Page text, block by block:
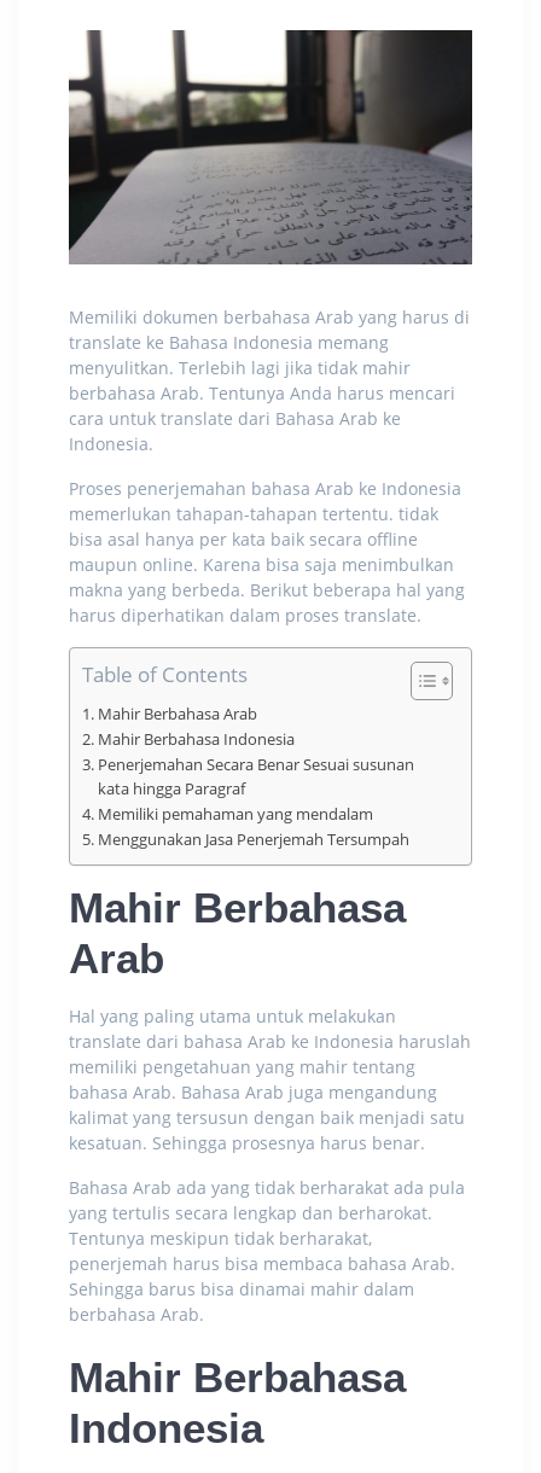
Memiliki dokumen berbahasa Arab yang harus di
translate ke Bahasa Indonesia memang
menyulitkan. Terlebih lagi jika tidak mahir
berbahasa Arab. Tentunya Anda harus mencari
cara untuk translate dari Bahasa Arab ke
Indonesia.
Proses penerjemahan bahasa Arab ke Indonesia
memerlukan tahapan-tahapan tertentu. tidak
bisa asal hanya per kata baik secara offline
maupun online. Karena bisa saja menimbulkan
makna yang berbeda. Berikut beberapa hal yang
harus diperhatikan dalam proses translate.
Table of Contents
Mahir Berbahasa Arab
Mahir Berbahasa Indonesia
Penerjemahan Secara Benar Sesuai susunan
kata hingga Paragraf
Memiliki pemahaman yang mendalam
Menggunakan Jasa Penerjemah Tersumpah
Mahir Berbahasa
Arab
Hal yang paling utama untuk melakukan
translate dari bahasa Arab ke Indonesia haruslah
memiliki pengetahuan yang mahir tentang
bahasa Arab. Bahasa Arab juga mengandung
kalimat yang tersusun dengan baik menjadi satu
kesatuan. Sehingga prosesnya harus benar.
Bahasa Arab ada yang tidak berharakat ada pula
yang tertulis secara lengkap dan berharokat.
Tentunya meskipun tidak berharakat,
penerjemah harus bisa membaca bahasa Arab.
Sehingga barus bisa dinamai mahir dalam
berbahasa Arab.
Mahir Berbahasa
Indonesia